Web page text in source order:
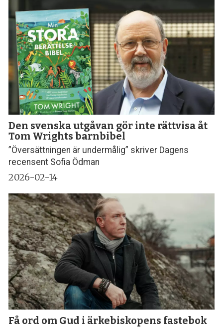
Den svenska utgåvan gör inte rättvisa åt
Tom Wrights barnbibel
”Översättningen är undermålig” skriver Dagens
recensent Sofia Ödman
2026-02-14
Få ord om Gud i ärkebiskopens fastebok